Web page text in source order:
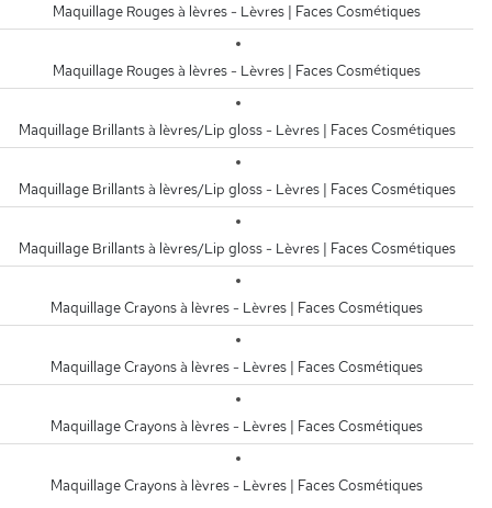
Maquillage Rouges à lèvres - Lèvres | Faces Cosmétiques
Maquillage Rouges à lèvres - Lèvres | Faces Cosmétiques
Maquillage Brillants à lèvres/Lip gloss - Lèvres | Faces Cosmétiques
Maquillage Brillants à lèvres/Lip gloss - Lèvres | Faces Cosmétiques
Maquillage Brillants à lèvres/Lip gloss - Lèvres | Faces Cosmétiques
Maquillage Crayons à lèvres - Lèvres | Faces Cosmétiques
Maquillage Crayons à lèvres - Lèvres | Faces Cosmétiques
Maquillage Crayons à lèvres - Lèvres | Faces Cosmétiques
Maquillage Crayons à lèvres - Lèvres | Faces Cosmétiques